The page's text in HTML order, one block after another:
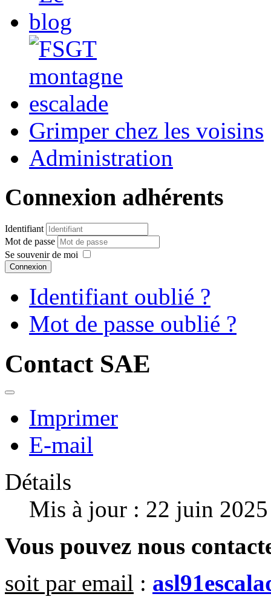
Grimper chez les voisins
Administration
Connexion adhérents
Identifiant
Mot de passe
Se souvenir de moi
Connexion
Identifiant oublié ?
Mot de passe oublié ?
Contact SAE
Imprimer
E-mail
Détails
Mis à jour : 22 juin 2025
Vous pouvez nous
soit par email :